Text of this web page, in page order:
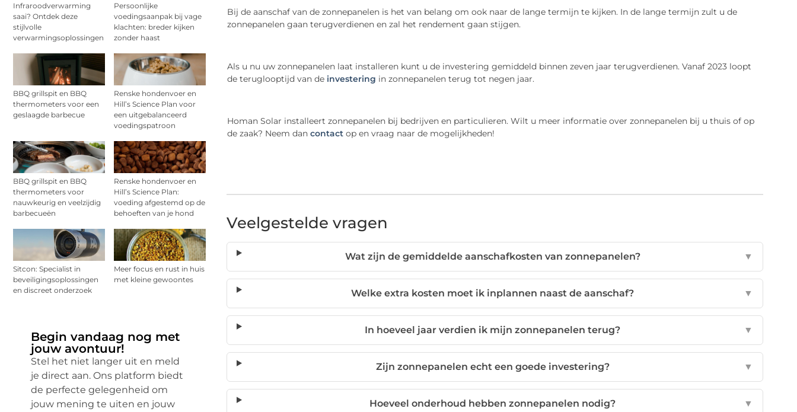
Infraroodverwarming
saai? Ontdek deze
stijlvolle
verwarmingsoplossingen
Persoonlijke
voedingsaanpak bij vage
klachten: breder kijken
zonder haast
BBQ grillspit en BBQ
thermometers voor een
geslaagde barbecue
Renske hondenvoer en
Hill’s Science Plan voor
een uitgebalanceerd
voedingspatroon
BBQ grillspit en BBQ
thermometers voor
nauwkeurig en veelzijdig
barbecueën
Renske hondenvoer en
Hill’s Science Plan:
voeding afgestemd op de
behoeften van je hond
Sitcon: Specialist in
beveiligingsoplossingen
en discreet onderzoek
Meer focus en rust in huis
met kleine gewoontes
Begin vandaag nog met
jouw avontuur!
Stel het niet langer uit en meld
je direct aan. Ons platform biedt
de perfecte gelegenheid om
jouw mening te uiten en jouw
Bij de aanschaf van de zonnepanelen is het van belang om ook naar de lange termijn te kijken. In de lange termijn zult u de
zonnepanelen gaan terugverdienen en zal het rendement gaan stijgen.
Als u nu uw zonnepanelen laat installeren kunt u de investering gemiddeld binnen zeven jaar terugverdienen. Vanaf 2023 loopt
de teruglooptijd van de investering in zonnepanelen terug tot negen jaar.
Homan Solar installeert zonnepanelen bij bedrijven en particulieren. Wilt u meer informatie over zonnepanelen bij u thuis of op
de zaak? Neem dan contact op en vraag naar de mogelijkheden!
Veelgestelde vragen
Wat zijn de gemiddelde aanschafkosten van zonnepanelen? ▼
Welke extra kosten moet ik inplannen naast de aanschaf? ▼
In hoeveel jaar verdien ik mijn zonnepanelen terug? ▼
Zijn zonnepanelen echt een goede investering? ▼
Hoeveel onderhoud hebben zonnepanelen nodig? ▼